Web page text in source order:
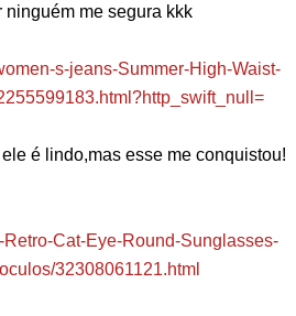
me segura kkk
s-jeans-Summer-High-Waist-
é lindo,mas esse me conquistou!
Cat-Eye-Round-Sunglasses-
32308061121.html